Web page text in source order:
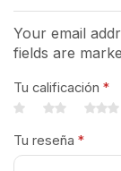
Your email
fields are
Tu calificación *
Tu reseña *